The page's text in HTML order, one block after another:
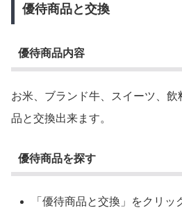
優待商品と交換
優待商品内容
お米、ブランド牛、スイーツ、
品と交換出来ます。
優待商品を探す
「優待商品と交換」をクリ